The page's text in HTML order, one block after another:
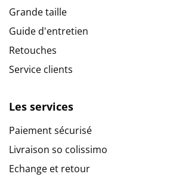
Grande taille
Guide d'entretien
Retouches
Service clients
Les services
Paiement sécurisé
Livraison so colissimo
Echange et retour